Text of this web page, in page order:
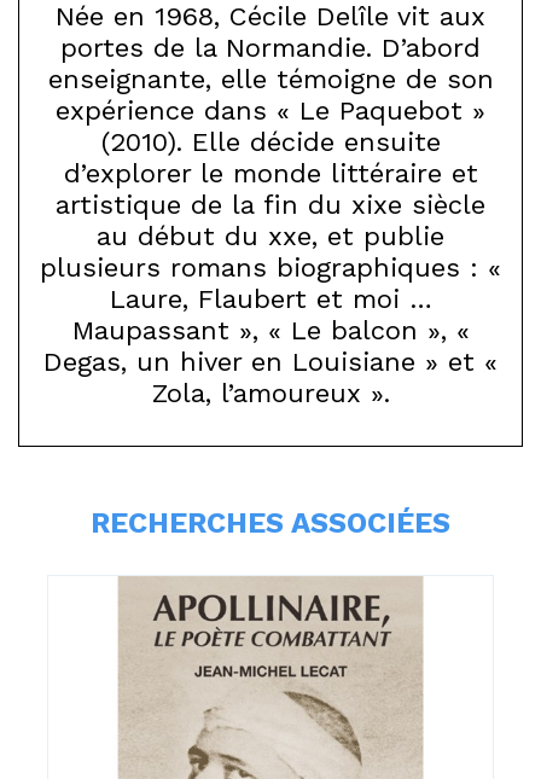
Née en 1968, Cécile Delîle vit aux
portes de la Normandie. D’abord
enseignante, elle témoigne de son
expérience dans « Le Paquebot »
(2010). Elle décide ensuite
d’explorer le monde littéraire et
artistique de la fin du xixe siècle
au début du xxe, et publie
plusieurs romans biographiques : «
Laure, Flaubert et moi …
Maupassant », « Le balcon », «
Degas, un hiver en Louisiane » et «
Zola, l’amoureux ».
RECHERCHES ASSOCIÉES